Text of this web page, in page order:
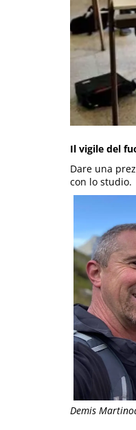
Il vigile del
Dare una
con lo studio.
Demis